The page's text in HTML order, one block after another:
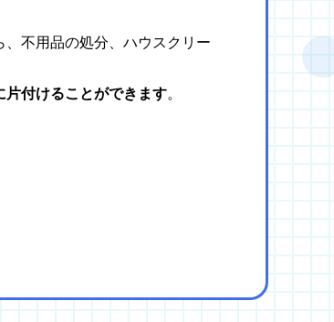
不用品の処分、ハウスクリー
片付けることができます。